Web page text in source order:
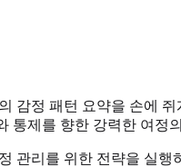
감정 패턴 요약을 손에
통제를 향한 강력한 여정
리를 위한 전략을 실